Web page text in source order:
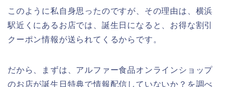
このように私自身思ったのですが、その理由は、横浜
駅近くにあるお店では、誕生日になると、お得な割引
クーポン情報が送られてくるからです。
だから、まずは、アルファー食品オンラインショップ
のお店が誕生日特典で情報配信していないか？を調べ